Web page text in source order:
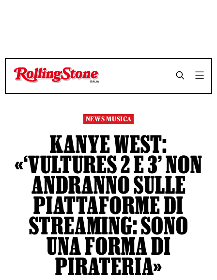
TEMPO DI LETTURA 4 MINUTI SHARE
TEMPO DI LETTURA 4 MINUTI SHARE
NEWS MUSICA
KANYE WEST:
«‘VULTURES 2 E 3’ NON
ANDRANNO SULLE
PIATTAFORME DI
STREAMING: SONO
UNA FORMA DI
PIRATERIA»